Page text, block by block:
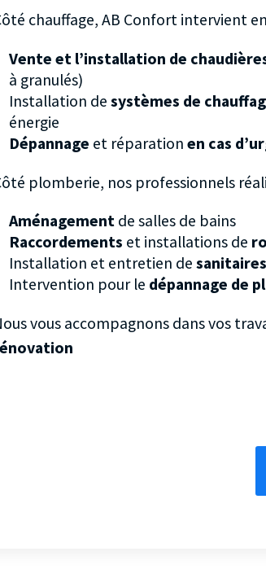
chauffage, AB Confort intervient
Vente et l’installation de
à granulés)
Installation desystèmes de
énergie
Dépannage et réparationen cas
plomberie, nos professionnels
Aménagement de salles de bains
Raccordements et installations de
Installation et entretien desanitaires
Intervention pour le dépannage de
vous accompagnons dans vos